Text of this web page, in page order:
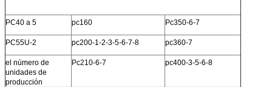
PC40 a 5 pc160 Pc350-6-7
PC55U-2 pc200-1-2-3-5-6-7-8 pc360-7
el número de
unidades de
producción
Pc210-6-7 pc400-3-5-6-8